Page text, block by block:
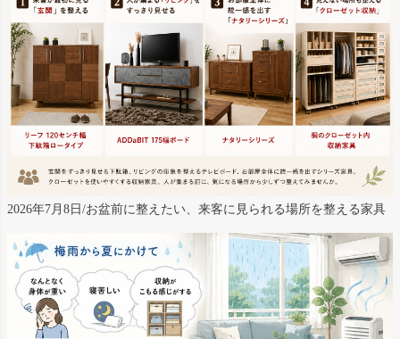
2026年7月8日/お盆前に整えたい、来客に見られる場所を整える家具